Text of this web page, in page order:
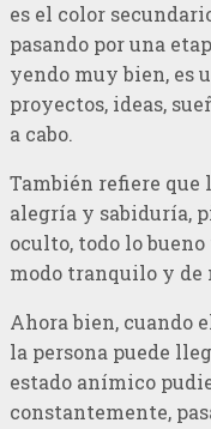
es el color
pasando por una
yendo muy bien, es
proyectos, ideas,
a cabo.
También refiere que
alegría y sabiduría,
oculto, todo lo
modo tranquilo y de
Ahora bien, cuando
la persona puede
estado anímico
constantemente,